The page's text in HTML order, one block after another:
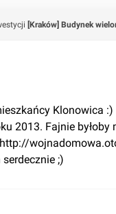
[Kraków] Budynek
Klonowica
2013. Fajnie
http://
;)